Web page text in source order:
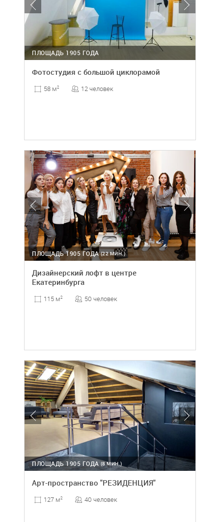
ПЛОЩАДЬ 1905 ГОДА
Фотостудия с большой циклорамой
58 м2 12 человек
(22 МИН.)
ПЛОЩАДЬ 1905 ГОДА
Дизайнерский лофт в центре
Екатеринбурга
115 м2 50 человек
(8 МИН.)
ПЛОЩАДЬ 1905 ГОДА
Арт-пространство "РЕЗИДЕНЦИЯ"
127 м2 40 человек